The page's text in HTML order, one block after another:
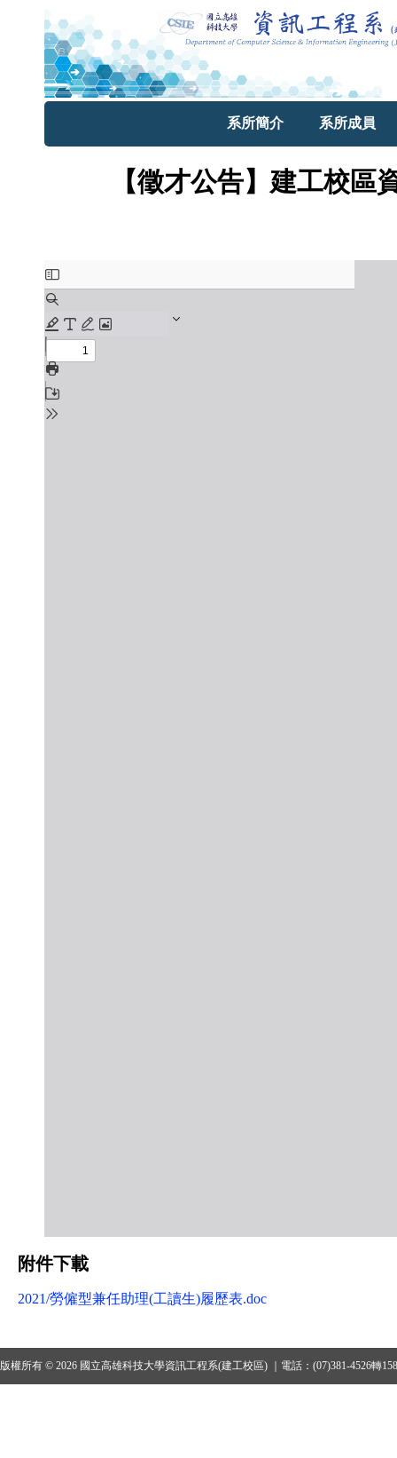
系所簡介 系所成員
【徵才公告】建工校
附件下載
2021/勞僱型兼任助理(工讀生)履歷表.doc
版權所有 © 2026 國立高雄科技大學資訊工程系(建工校區) ｜電話：(07)381-4526轉